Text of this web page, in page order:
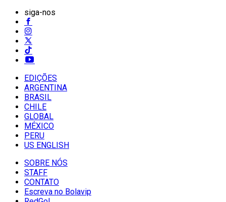
siga-nos
EDIÇÕES
ARGENTINA
BRASIL
CHILE
GLOBAL
MÉXICO
PERU
US ENGLISH
SOBRE NÓS
STAFF
CONTATO
Escreva no Bolavip